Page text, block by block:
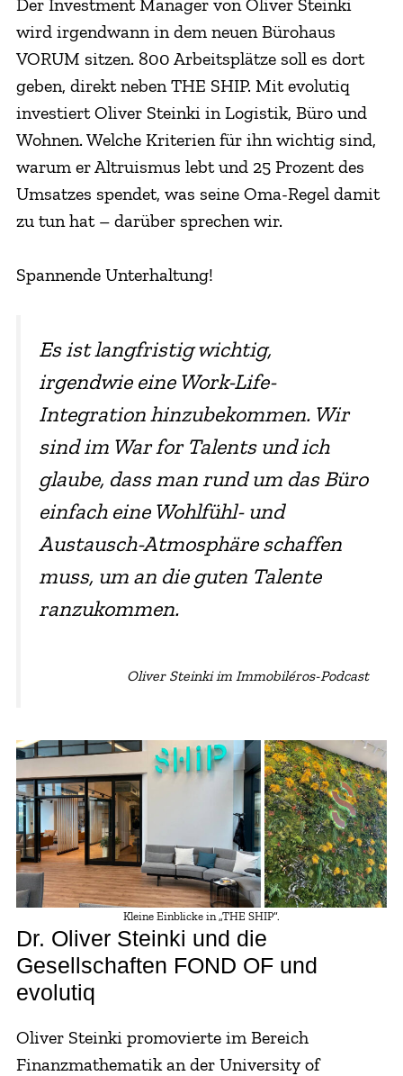
Der Investment Manager von Oliver Steinki
wird irgendwann in dem neuen Bürohaus
VORUM sitzen. 800 Arbeitsplätze soll es dort
geben, direkt neben THE SHIP. Mit evolutiq
investiert Oliver Steinki in Logistik, Büro und
Wohnen. Welche Kriterien für ihn wichtig sind,
warum er Altruismus lebt und 25 Prozent des
Umsatzes spendet, was seine Oma-Regel damit
zu tun hat – darüber sprechen wir.
Spannende Unterhaltung!
Es ist langfristig wichtig,
irgendwie eine Work-Life-
Integration hinzubekommen. Wir
sind im War for Talents und ich
glaube, dass man rund um das Büro
einfach eine Wohlfühl- und
Austausch-Atmosphäre schaffen
muss, um an die guten Talente
ranzukommen.
Oliver Steinki im Immobiléros-Podcast
Kleine Einblicke in „THE SHIP“.
Dr. Oliver Steinki und die
Gesellschaften FOND OF und
evolutiq
Oliver Steinki promovierte im Bereich
Finanzmathematik an der University of